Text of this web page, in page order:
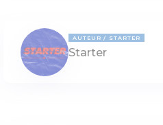
AUTEUR STARTER
Starter